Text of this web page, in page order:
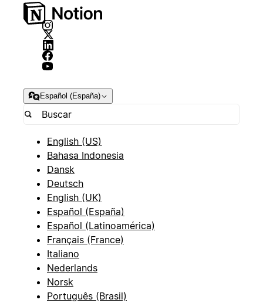
Español (España)
English (US)
Bahasa Indonesia
Dansk
Deutsch
English (UK)
Español (España)
Español (Latinoamérica)
Français (France)
Italiano
Nederlands
Norsk
Português (Brasil)